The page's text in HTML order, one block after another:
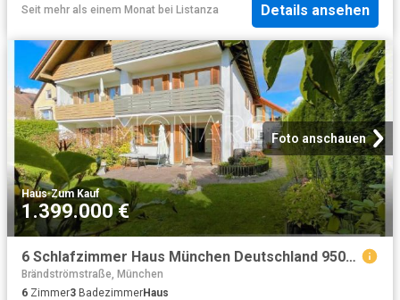
Seit mehr als einem Monat bei Listanza Details ansehen
Foto anschauen
Haus·Zum Kauf
1.399.000 €
6 Schlafzimmer Haus München Deutschland 95086105
Brändströmstraße, München
6 Zimmer3 BadezimmerHaus